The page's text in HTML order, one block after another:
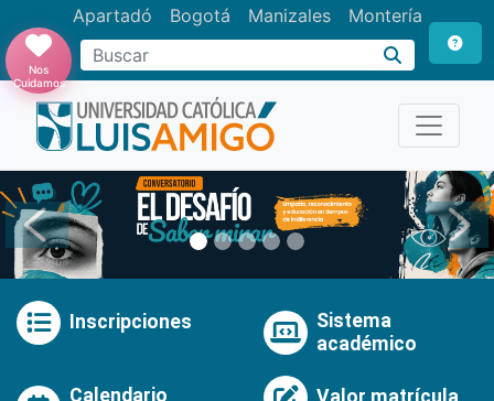
Apartadó Bogotá Manizales Montería
Buscar
Nos
Cuidamos
Anterior
Inscripciones
Sistema
académico
Calendario